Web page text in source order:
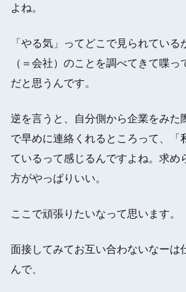
よね。
「やる気」ってどこで見られてい
（＝会社）のことを調べてきて喋
だと思うんです。
逆を言うと、自分側から企業をみた
で早めに連絡くれるところって、「
ているって感じるんですよね。求め
方がやっぱりいい。
ここで頑張りたいなって思います。
面接してみてお互い合わないなーは
んで、